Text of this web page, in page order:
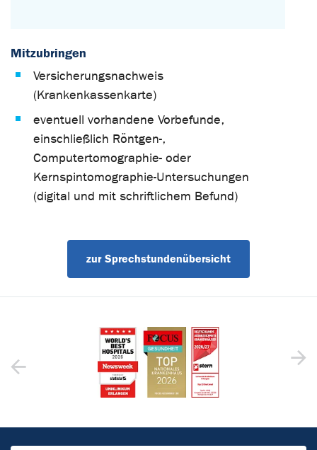
Mitzubringen
Versicherungsnachweis
(Krankenkassenkarte)
eventuell vorhandene Vorbefunde,
einschließlich Röntgen-,
Computertomographie- oder
Kernspintomographie-Untersuchungen
(digital und mit schriftlichem Befund)
zur Sprechstundenübersicht